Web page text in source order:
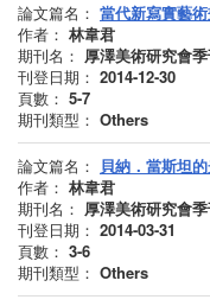
論文篇名： 當代新寫實藝
作者： 林韋君
期刊名： 厚澤美術研究會
刊登日期： 2014-12-30
頁數： 5-7
期刊類型： Others
論文篇名： 貝納．當斯坦
作者： 林韋君
期刊名： 厚澤美術研究會
刊登日期： 2014-03-31
頁數： 3-6
期刊類型： Others